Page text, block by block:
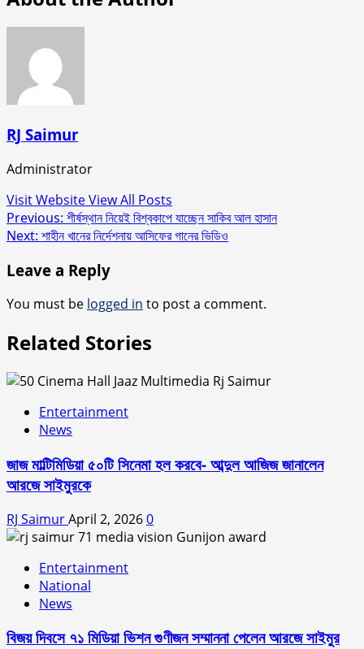
RJ Saimur
Administrator
Visit WebsiteView All Posts
Post
navigation
Previous: শীর্ষস্থান নিয়েই বিশ্বকাপে যাচ্ছেন সাকিব আল হাসান
Next: শাহীন খানের নির্দেশনায় আসিফের গানের ভিডিও
Leave a Reply
You must be logged in to post a comment.
Related Stories
Entertainment
News
জাজ মাল্টিমিডিয়া ৫০টি সিনেমা হল করবে- আব্দুল আজিজ জানালেন
আরজে সাইমুরকে
RJ SaimurApril 2, 20260
Entertainment
National
News
বিজয় দিবসে ৭১ মিডিয়া ভিশন গুণীজন সম্মাননা পেলেন আরজে সাইমুর